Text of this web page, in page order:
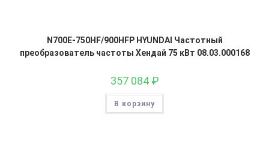
N700E-750HF/900HFP HYUNDAI Частотный
преобразователь частоты Хендай 75 кВт 08.03.000168
357 084 ₽
В корзину